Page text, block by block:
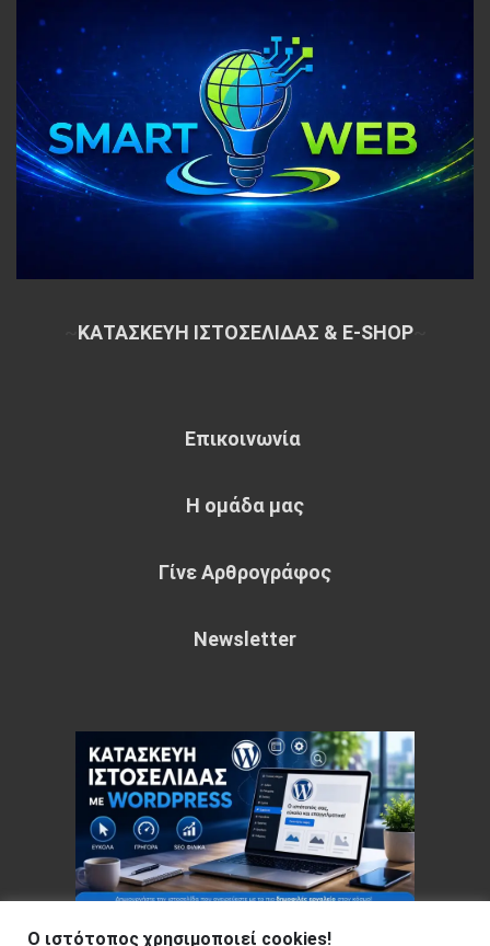
ΚΑΤΑΣΚΕΥΗ ΙΣΤΟΣΕΛΙΔΑΣ & E-SHOP~
Επικοινωνία
Η ομάδα μας
Γίνε Αρθρογράφος
Newsletter
Ο ιστότοπος χρησιμοποιεί cookies!